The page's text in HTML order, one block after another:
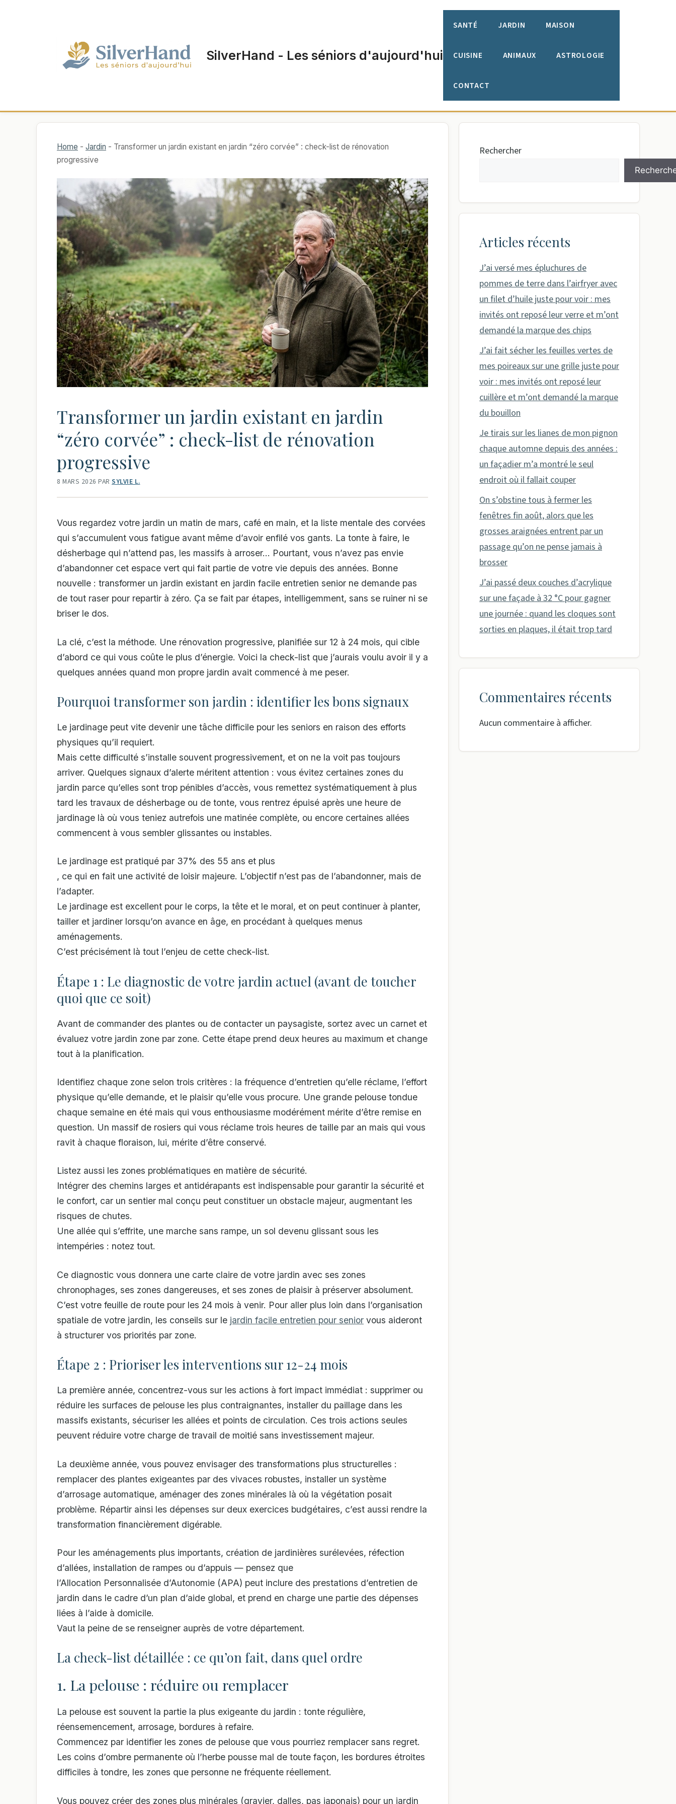
SilverHand - Les séniors d'aujourd'hui
SANTÉ JARDIN MAISON
CUISINE ANIMAUX ASTROLOGIE
CONTACT
Home - Jardin - Transformer un jardin existant en jardin “zéro corvée” : check-list de rénovation
progressive
Transformer un jardin existant en jardin
“zéro corvée” : check-list de rénovation
progressive
8 MARS 2026 PAR SYLVIE L.
Vous regardez votre jardin un matin de mars, café en main, et la liste mentale des corvées
qui s’accumulent vous fatigue avant même d’avoir enfilé vos gants. La tonte à faire, le
désherbage qui n’attend pas, les massifs à arroser… Pourtant, vous n’avez pas envie
d’abandonner cet espace vert qui fait partie de votre vie depuis des années. Bonne
nouvelle : transformer un jardin existant en jardin facile entretien senior ne demande pas
de tout raser pour repartir à zéro. Ça se fait par étapes, intelligemment, sans se ruiner ni se
briser le dos.
La clé, c’est la méthode. Une rénovation progressive, planifiée sur 12 à 24 mois, qui cible
d’abord ce qui vous coûte le plus d’énergie. Voici la check-list que j’aurais voulu avoir il y a
quelques années quand mon propre jardin avait commencé à me peser.
Pourquoi transformer son jardin : identifier les bons signaux
Le jardinage peut vite devenir une tâche difficile pour les seniors en raison des efforts
physiques qu’il requiert.
Mais cette difficulté s’installe souvent progressivement, et on ne la voit pas toujours
arriver. Quelques signaux d’alerte méritent attention : vous évitez certaines zones du
jardin parce qu’elles sont trop pénibles d’accès, vous remettez systématiquement à plus
tard les travaux de désherbage ou de tonte, vous rentrez épuisé après une heure de
jardinage là où vous teniez autrefois une matinée complète, ou encore certaines allées
commencent à vous sembler glissantes ou instables.
Le jardinage est pratiqué par 37% des 55 ans et plus
, ce qui en fait une activité de loisir majeure. L’objectif n’est pas de l’abandonner, mais de
l’adapter.
Le jardinage est excellent pour le corps, la tête et le moral, et on peut continuer à planter,
tailler et jardiner lorsqu’on avance en âge, en procédant à quelques menus
aménagements.
C’est précisément là tout l’enjeu de cette check-list.
Étape 1 : Le diagnostic de votre jardin actuel (avant de toucher
quoi que ce soit)
Avant de commander des plantes ou de contacter un paysagiste, sortez avec un carnet et
évaluez votre jardin zone par zone. Cette étape prend deux heures au maximum et change
tout à la planification.
Identifiez chaque zone selon trois critères : la fréquence d’entretien qu’elle réclame, l’effort
physique qu’elle demande, et le plaisir qu’elle vous procure. Une grande pelouse tondue
chaque semaine en été mais qui vous enthousiasme modérément mérite d’être remise en
question. Un massif de rosiers qui vous réclame trois heures de taille par an mais qui vous
ravit à chaque floraison, lui, mérite d’être conservé.
Listez aussi les zones problématiques en matière de sécurité.
Intégrer des chemins larges et antidérapants est indispensable pour garantir la sécurité et
le confort, car un sentier mal conçu peut constituer un obstacle majeur, augmentant les
risques de chutes.
Une allée qui s’effrite, une marche sans rampe, un sol devenu glissant sous les
intempéries : notez tout.
Ce diagnostic vous donnera une carte claire de votre jardin avec ses zones
chronophages, ses zones dangereuses, et ses zones de plaisir à préserver absolument.
C’est votre feuille de route pour les 24 mois à venir. Pour aller plus loin dans l’organisation
spatiale de votre jardin, les conseils sur le jardin facile entretien pour senior vous aideront
à structurer vos priorités par zone.
Étape 2 : Prioriser les interventions sur 12-24 mois
La première année, concentrez-vous sur les actions à fort impact immédiat : supprimer ou
réduire les surfaces de pelouse les plus contraignantes, installer du paillage dans les
massifs existants, sécuriser les allées et points de circulation. Ces trois actions seules
peuvent réduire votre charge de travail de moitié sans investissement majeur.
La deuxième année, vous pouvez envisager des transformations plus structurelles :
remplacer des plantes exigeantes par des vivaces robustes, installer un système
d’arrosage automatique, aménager des zones minérales là où la végétation posait
problème. Répartir ainsi les dépenses sur deux exercices budgétaires, c’est aussi rendre la
transformation financièrement digérable.
Pour les aménagements plus importants, création de jardinières surélevées, réfection
d’allées, installation de rampes ou d’appuis — pensez que
l’Allocation Personnalisée d’Autonomie (APA) peut inclure des prestations d’entretien de
jardin dans le cadre d’un plan d’aide global, et prend en charge une partie des dépenses
liées à l’aide à domicile.
Vaut la peine de se renseigner auprès de votre département.
La check-list détaillée : ce qu’on fait, dans quel ordre
1. La pelouse : réduire ou remplacer
La pelouse est souvent la partie la plus exigeante du jardin : tonte régulière,
réensemencement, arrosage, bordures à refaire.
Commencez par identifier les zones de pelouse que vous pourriez remplacer sans regret.
Les coins d’ombre permanente où l’herbe pousse mal de toute façon, les bordures étroites
difficiles à tondre, les zones que personne ne fréquente réellement.
Vous pouvez créer des zones plus minérales (gravier, dalles, pas japonais) pour un jardin
Rechercher
Articles récents
J’ai versé mes épluchures de
pommes de terre dans l’airfryer avec
un filet d’huile juste pour voir : mes
invités ont reposé leur verre et m’ont
demandé la marque des chips
J’ai fait sécher les feuilles vertes de
mes poireaux sur une grille juste pour
voir : mes invités ont reposé leur
cuillère et m’ont demandé la marque
du bouillon
Je tirais sur les lianes de mon pignon
chaque automne depuis des années :
un façadier m’a montré le seul
endroit où il fallait couper
On s’obstine tous à fermer les
fenêtres fin août, alors que les
grosses araignées entrent par un
passage qu’on ne pense jamais à
brosser
J’ai passé deux couches d’acrylique
sur une façade à 32 °C pour gagner
une journée : quand les cloques sont
sorties en plaques, il était trop tard
Commentaires récents
Aucun commentaire à afficher.